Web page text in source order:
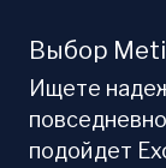
Выбор
Ищете
подойдет